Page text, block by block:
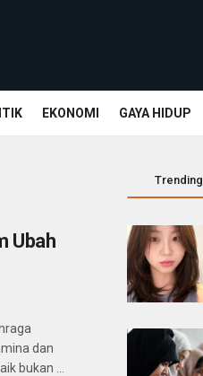
EKONOMI GAYA HIDUP
Ubah
dan
bukan ...
Trending